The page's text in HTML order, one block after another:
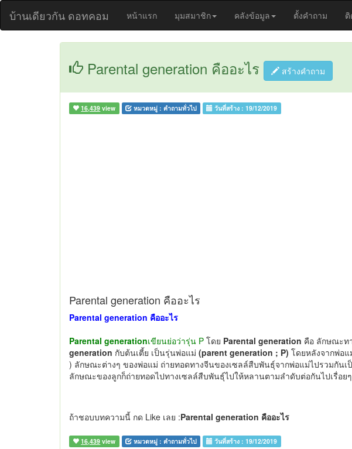
บ้านเดียวกัน ดอทคอม หน้าแรก มุมสมาชิก คลังข้อมูล ตั้งคำถาม ติ
Parental generation คืออะไร สร้างคำถาม
16,439 view หมวดหมู่ : คำถามทั่วไป วันที่สร้าง :19/12/2019
Parental generation คืออะไร
Parental generation คืออะไร
Parental generationเขียนย่อว่ารุ่น P โดย Parental generation คือ ลักษณะท
generation กับต้นเตี้ย เป็นรุ่นพ่อแม่ (parent generation ; P) โดยหลังจากพ่อแ
) ลักษณะต่างๆ ของพ่อแม่ ถ่ายทอดทางจีนของเซลล์สืบพันธุ์จากพ่อแม่ไปรวมกัน
ลักษณะของลูกก็ถ่ายทอดไปทางเซลล์สืบพันธุ์ไปให้หลานตามลำดับต่อกันไปเรื่อยๆ
ถ้าชอบบทความนี้ กด Like เลย :Parental generation คืออะไร
16,439 view หมวดหมู่ : คำถามทั่วไป วันที่สร้าง :19/12/2019